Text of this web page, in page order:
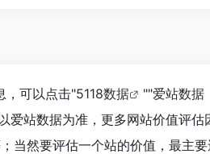
，可以点击"5118数据 ""爱站数据
爱站数据为准，更多网站价值评估
当然要评估一个站的价值，最主